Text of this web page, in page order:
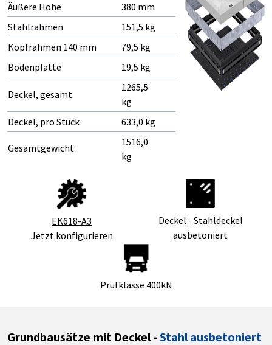
Äußere Höhe
380 mm
Stahlrahmen
151,5 kg
Kopfrahmen 140 mm
79,5 kg
Bodenplatte
19,5 kg
Deckel, gesamt
1265,5
kg
Deckel, pro Stück
633,0 kg
Gesamtgewicht
1516,0
kg
EK618-A3
Jetzt konfigurieren
Deckel - Stahldeckel
ausbetoniert
Prüfklasse 400kN
Grundbausätze mit Deckel - Stahl ausbetoniert